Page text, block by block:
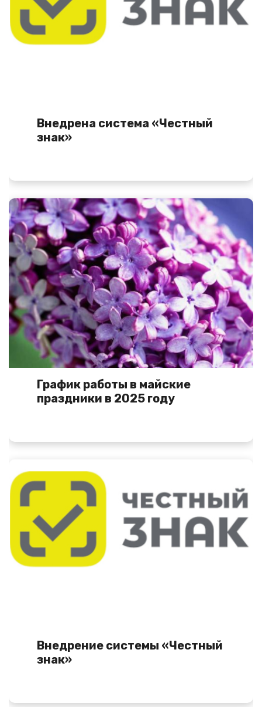
Внедрена система «Честный
знак»
График работы в майские
праздники в 2025 году
Внедрение системы «Честный
знак»